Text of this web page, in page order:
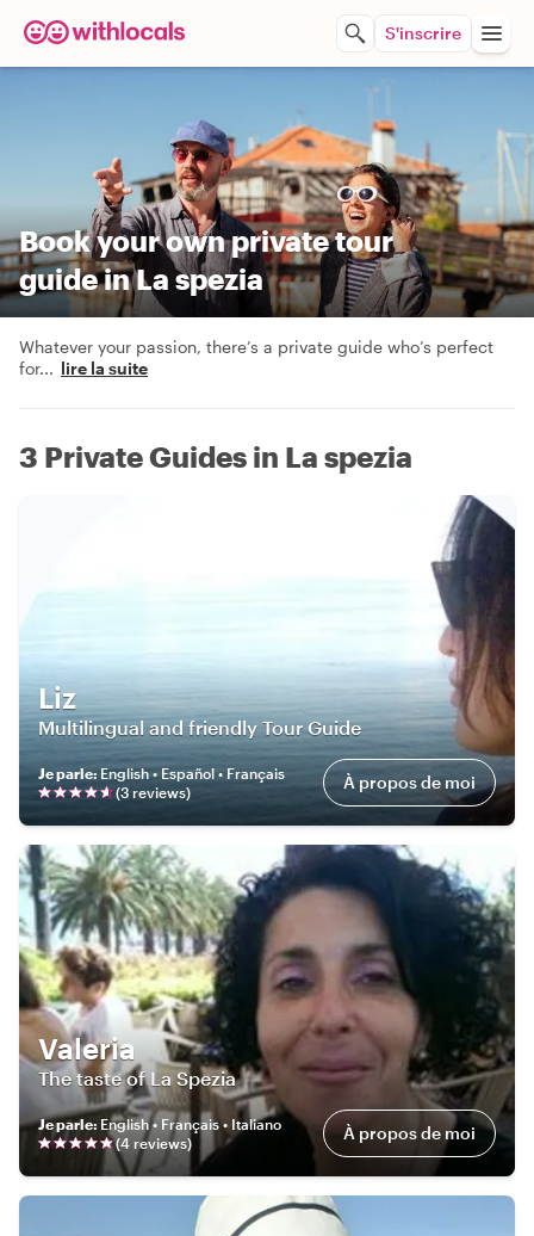
S'inscrire
Book your own private tour
guide in La spezia
Whatever your passion, there’s a private guide who’s perfect
for... lire la suite
3 Private Guides in La spezia
Liz
Multilingual and friendly Tour Guide
Je parle: English • Español • Français
(3 reviews) À propos de moi
Valeria
The taste of La Spezia
Je parle: English • Français • Italiano
(4 reviews) À propos de moi